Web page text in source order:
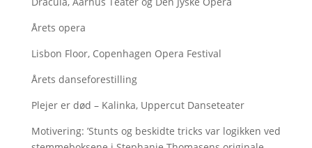
Årets opera
Lisbon Floor, Copenhagen Opera Festival
Årets danseforestilling
Plejer er død – Kalinka, Uppercut Danseteater
Motivering: ’Stunts og beskidte tricks var logikken ved